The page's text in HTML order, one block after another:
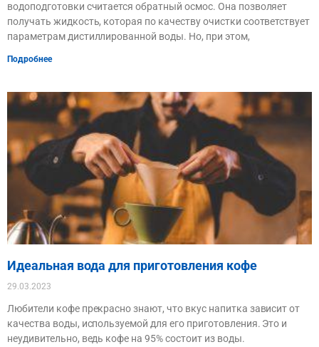
водоподготовки считается обратный осмос. Она позволяет
получать жидкость, которая по качеству очистки соответствует
параметрам дистиллированной воды. Но, при этом,
Подробнее
Идеальная вода для приготовления кофе
29.03.2023
Любители кофе прекрасно знают, что вкус напитка зависит от
качества воды, используемой для его приготовления. Это и
неудивительно, ведь кофе на 95% состоит из воды.